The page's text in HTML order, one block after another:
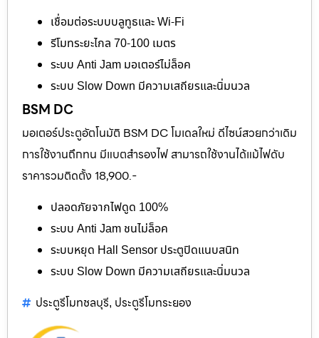
เชื่อมต่อระบบบลูทูธและ Wi-Fi
รีโมทระยะไกล 70-100 เมตร
ระบบ Anti Jam มอเตอร์ไม่ล็อค
ระบบ Slow Down มีความเสถียรและนิ่มนวล
BSM DC
มอเตอร์ประตูอัตโนมัติ BSM DC โมเดลใหม่ ดีไซน์สวยกว่าเดิม
การใช้งานถึกทน มีแบตสำรองไฟ สามารถใช้งานได้แม้ไฟดับ
ราคารวมติดตั้ง 18,900.-
ปลอดภัยจากไฟดูด 100%
ระบบ Anti Jam ชนไม่ล็อค
ระบบหยุด Hall Sensor ประตูปิดแนบสนิท
ระบบ Slow Down มีความเสถียรและนิ่มนวล
ประตูรีโมทชลบุรี, ประตูรีโมทระยอง